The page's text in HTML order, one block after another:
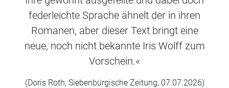
federleichte Sprache ähnelt der in ihren
Romanen, aber dieser Text bringt eine
neue, noch nicht bekannte Iris Wolff zum
Vorschein.«
(Doris Roth, Siebenbürgische Zeitung, 07.07.2026)